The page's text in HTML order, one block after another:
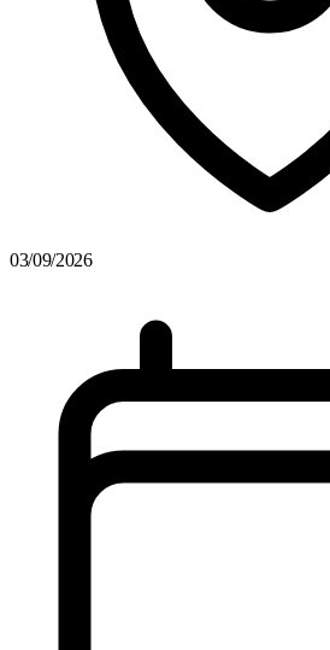
03/09/2026